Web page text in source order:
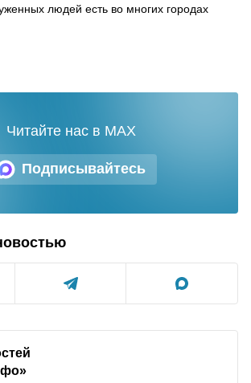
людей есть во многих городах
Подписывайтесь
Читайте нас в MAX
»